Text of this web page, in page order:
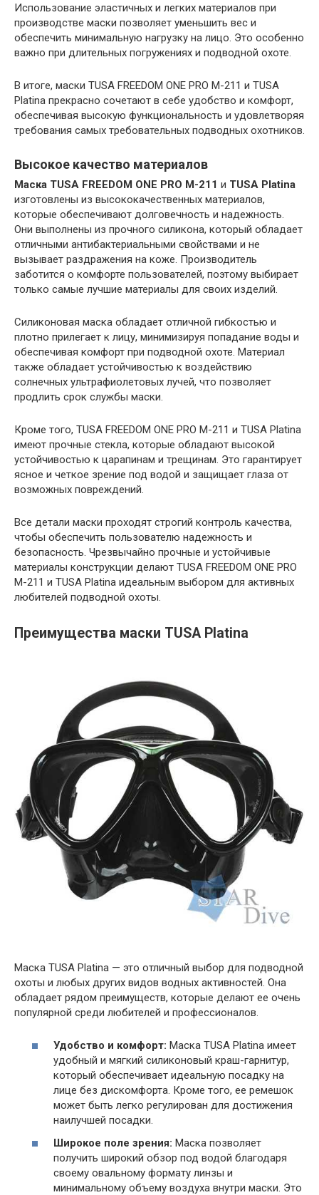
Использование эластичных и легких материалов при
производстве маски позволяет уменьшить вес и
обеспечить минимальную нагрузку на лицо. Это особенно
важно при длительных погружениях и подводной охоте.
В итоге, маски TUSA FREEDOM ONE PRO M-211 и TUSA
Platina прекрасно сочетают в себе удобство и комфорт,
обеспечивая высокую функциональность и удовлетворяя
требования самых требовательных подводных охотников.
Высокое качество материалов
Маска TUSA FREEDOM ONE PRO M-211 и TUSA Platina
изготовлены из высококачественных материалов,
которые обеспечивают долговечность и надежность.
Они выполнены из прочного силикона, который обладает
отличными антибактериальными свойствами и не
вызывает раздражения на коже. Производитель
заботится о комфорте пользователей, поэтому выбирает
только самые лучшие материалы для своих изделий.
Силиконовая маска обладает отличной гибкостью и
плотно прилегает к лицу, минимизируя попадание воды и
обеспечивая комфорт при подводной охоте. Материал
также обладает устойчивостью к воздействию
солнечных ультрафиолетовых лучей, что позволяет
продлить срок службы маски.
Кроме того, TUSA FREEDOM ONE PRO M-211 и TUSA Platina
имеют прочные стекла, которые обладают высокой
устойчивостью к царапинам и трещинам. Это гарантирует
ясное и четкое зрение под водой и защищает глаза от
возможных повреждений.
Все детали маски проходят строгий контроль качества,
чтобы обеспечить пользователю надежность и
безопасность. Чрезвычайно прочные и устойчивые
материалы конструкции делают TUSA FREEDOM ONE PRO
M-211 и TUSA Platina идеальным выбором для активных
любителей подводной охоты.
Преимущества маски TUSA Platina
Маска TUSA Platina — это отличный выбор для подводной
охоты и любых других видов водных активностей. Она
обладает рядом преимуществ, которые делают ее очень
популярной среди любителей и профессионалов.
Удобство и комфорт: Маска TUSA Platina имеет
удобный и мягкий силиконовый краш-гарнитур,
который обеспечивает идеальную посадку на
лице без дискомфорта. Кроме того, ее ремешок
может быть легко регулирован для достижения
наилучшей посадки.
Широкое поле зрения: Маска позволяет
получить широкий обзор под водой благодаря
своему овальному формату линзы и
минимальному объему воздуха внутри маски. Это